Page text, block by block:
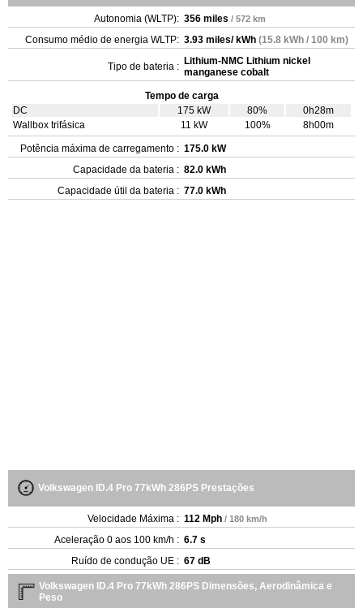
Autonomia (WLTP): 356 miles / 572 km
Consumo médio de energia WLTP: 3.93 miles/ kWh (15.8 kWh / 100 km)
Tipo de bateria : Lithium-NMC Lithium nickel
manganese cobalt
Tempo de carga
DC
175 kW 80%
0h28m
Wallbox trifásica
11 kW 100% 8h00m
Potência máxima de carregamento : 175.0 kW
Capacidade da bateria : 82.0 kWh
Capacidade útil da bateria : 77.0 kWh
Volkswagen ID.4 Pro 77kWh 286PS Prestações
Velocidade Máxima : 112 Mph / 180 km/h
Aceleração 0 aos 100 km/h : 6.7 s
Ruído de condução UE : 67 dB
Volkswagen ID.4 Pro 77kWh 286PS Dimensões, Aerodinâmica e
Peso